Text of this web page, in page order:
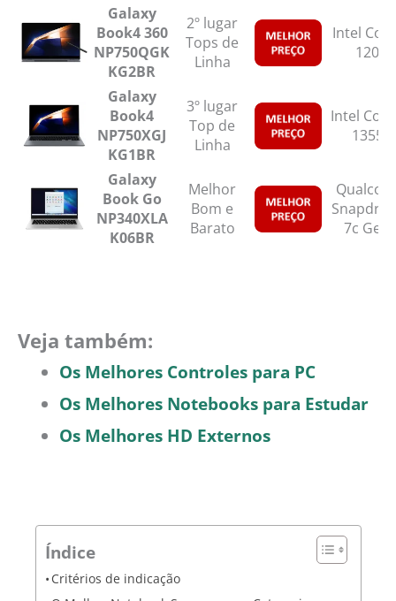
Galaxy
Book4 360
‎NP750QGK
KG2BR
2º lugar
Tops de
Linha
Intel
120U
Galaxy
Book4
NP750XGJ
KG1BR
3º lugar
Top de
Linha
Intel
1355U
Galaxy
Book Go
NP340XLA
K06BR
Melhor
Bom e
Barato
7c Gen
Veja também:
Os Melhores Controles para PC
Os Melhores Notebooks para Estudar
Os Melhores HD Externos
Índice
Critérios de indicação